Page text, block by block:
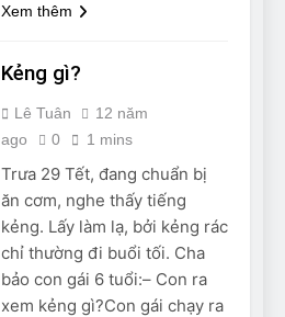
Xem thêm
Kẻng gì?
Lê Tuân
12 năm
ago
0 1 mins
Trưa 29 Tết, đang chuẩn bị
ăn cơm, nghe thấy tiếng
kẻng. Lấy làm lạ, bởi kẻng rác
chỉ thường đi buổi tối. Cha
bảo con gái 6 tuổi:– Con ra
xem kẻng gì?Con gái chạy ra